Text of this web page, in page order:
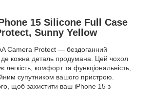
15 Silicone Full Case
Sunny Yellow
Camera Protect — бездоганний
де кожна деталь продумана. Цей чохол
легкість, комфорт та функціональність,
супутником вашого пристрою.
щоб захистити ваш iPhone 15 з